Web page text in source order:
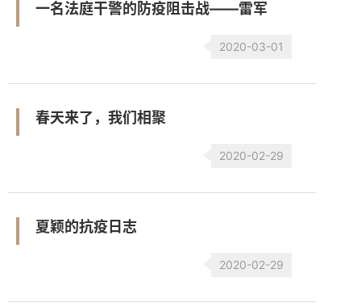
一名法庭干警的防疫阻击战——雷军
2020-03-01
春天来了，我们相聚
2020-02-29
夏颖的抗疫日志
2020-02-29